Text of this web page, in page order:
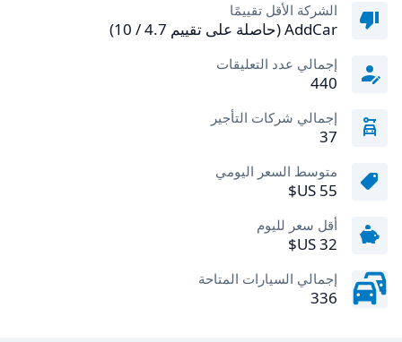
الشركة الأقل تقييمًا
AddCar (حاصلة على تقييم 4.7 / 10)
إجمالي عدد التعليقات
440
إجمالي شركات التأجير
37
متوسط السعر اليومي
أقل سعر لليوم
إجمالي السيارات المتاحة
336